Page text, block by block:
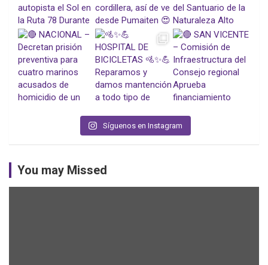
Síguenos en Instagram
You may Missed